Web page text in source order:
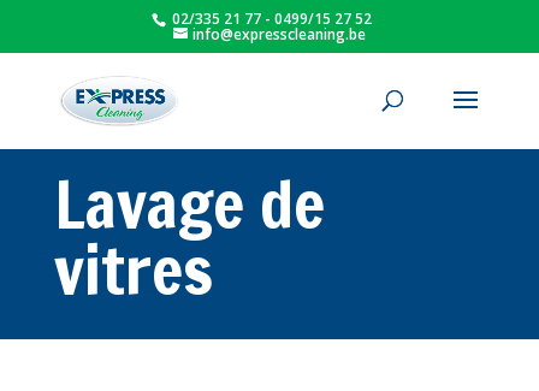
02/335 21 77 - 0499/15 27 52
info@expresscleaning.be
Lavage de
vitres